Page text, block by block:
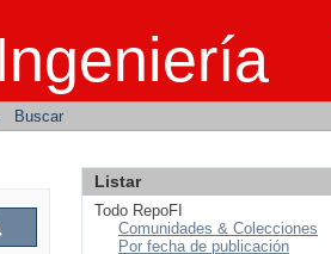
Buscar
Listar
Todo RepoFI
Comunidades & Colecciones
Por fecha de publicación